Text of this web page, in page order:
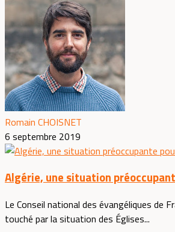
Romain CHOISNET
6 septembre 2019
Algérie, une situation
Le Conseil national des évangéliques de
touché par la situation des Églises...